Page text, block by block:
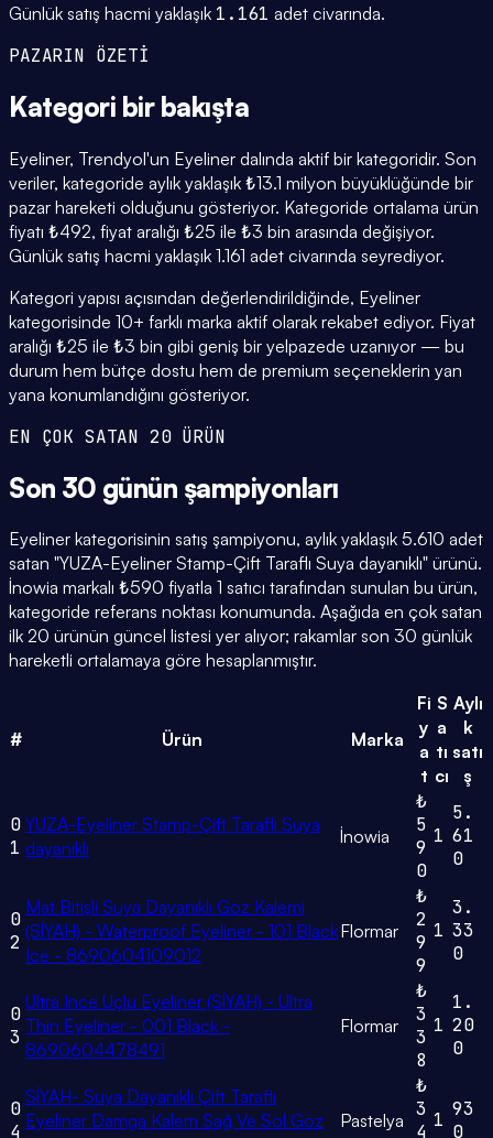
Günlük satış hacmi yaklaşık 1.161 adet civarında.
PAZARIN ÖZETİ
Kategori bir bakışta
Eyeliner, Trendyol'un Eyeliner dalında aktif bir kategoridir. Son
veriler, kategoride aylık yaklaşık ₺13.1 milyon büyüklüğünde bir
pazar hareketi olduğunu gösteriyor. Kategoride ortalama ürün
fiyatı ₺492, fiyat aralığı ₺25 ile ₺3 bin arasında değişiyor.
Günlük satış hacmi yaklaşık 1.161 adet civarında seyrediyor.
Kategori yapısı açısından değerlendirildiğinde, Eyeliner
kategorisinde 10+ farklı marka aktif olarak rekabet ediyor. Fiyat
aralığı ₺25 ile ₺3 bin gibi geniş bir yelpazede uzanıyor — bu
durum hem bütçe dostu hem de premium seçeneklerin yan
yana konumlandığını gösteriyor.
EN ÇOK SATAN 20 ÜRÜN
Son 30 günün şampiyonları
Eyeliner kategorisinin satış şampiyonu, aylık yaklaşık 5.610 adet
satan "YUZA-Eyeliner Stamp-Çift Taraflı Suya dayanıklı" ürünü.
İnowia markalı ₺590 fiyatla 1 satıcı tarafından sunulan bu ürün,
kategoride referans noktası konumunda. Aşağıda en çok satan
ilk 20 ürünün güncel listesi yer alıyor; rakamlar son 30 günlük
hareketli ortalamaya göre hesaplanmıştır.
# Ürün Marka
Fi
y
a
t
S
a
tı
cı
Aylı
k
satı
ş
0
1
YUZA-Eyeliner Stamp-Çift Taraflı Suya
dayanıklı
İnowia
₺
5
9
0
1
5.
61
0
0
2
Mat Bitişli Suya Dayanıklı Göz Kalemi
(SİYAH) - Waterproof Eyeliner - 101 Black
Ice - 8690604109012
Flormar
₺
2
9
9
1
3.
33
0
0
3
Ultra Ince Uçlu Eyeliner (SİYAH) - Ultra
Thin Eyeliner - 001 Black -
8690604478491
Flormar
₺
3
3
8
1
1.
20
0
0
4
SİYAH- Suya Dayanıklı Çift Taraflı
Eyeliner Damga Kalem Sağ Ve Sol Göz
Pastelya
₺
3
4
1 93
0